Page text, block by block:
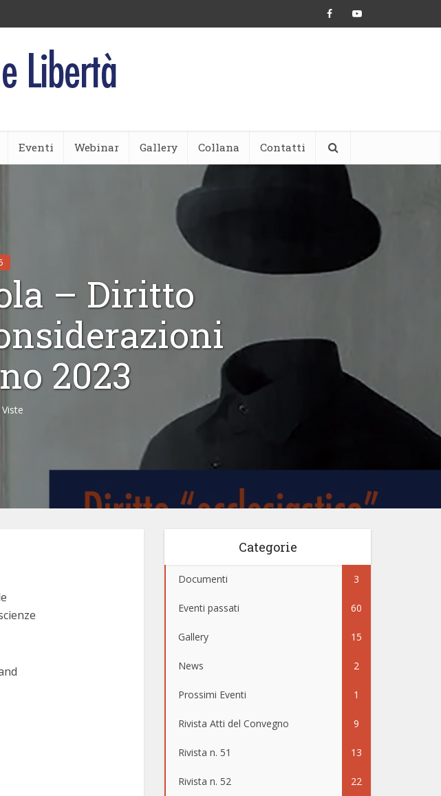
Eventi Webinar Gallery Collana Contatti
– Diritto
2023
Categorie
Documenti 3
Eventi passati 60
Gallery 15
News 2
Prossimi Eventi 1
Rivista Atti del Convegno 9
Rivista n. 51 13
Rivista n. 52 22